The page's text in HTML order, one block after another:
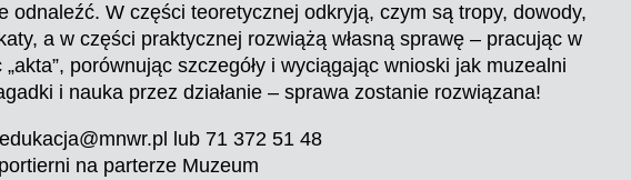
odnaleźć. W części teoretycznej odkryją, czym są tropy, dowody,
a w części praktycznej rozwiążą własną sprawę – pracując w
„akta”, porównując szczegóły i wyciągając wnioski jak muzealni
i nauka przez działanie – sprawa zostanie rozwiązana!
lub 71 372 51 48
na parterze Muzeum